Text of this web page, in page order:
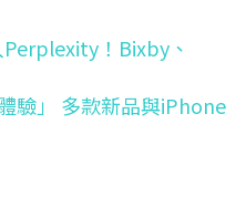
！Bixby、
驗」 多款新品與iPhone